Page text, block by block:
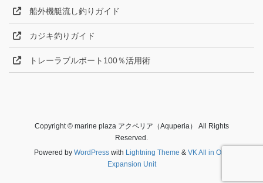
船外機艇流し釣りガイド
カジキ釣りガイド
トレーラブルボート100％活用術
Copyright © marine plaza アクペリア（Aquperia） All Rights
Reserved.
Powered by WordPresswith Lightning Theme & VK All in One
Expansion Unit